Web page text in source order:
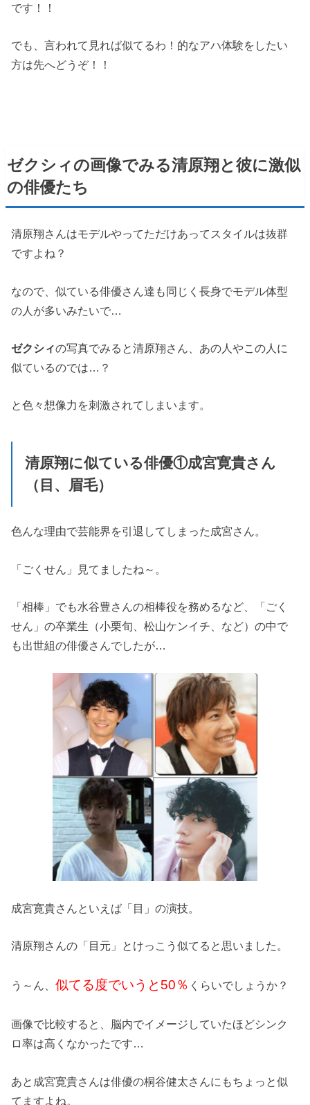
です！！
でも、言われて見れば似てるわ！的なアハ体験をしたい
方は先へどうぞ！！
ゼクシィの画像でみる清原翔と彼に激似
の俳優たち
清原翔さんはモデルやってただけあってスタイルは抜群
ですよね？
なので、似ている俳優さん達も同じく長身でモデル体型
の人が多いみたいで…
ゼクシィの写真でみると清原翔さん、あの人やこの人に
似ているのでは…？
と色々想像力を刺激されてしまいます。
清原翔に似ている俳優①成宮寛貴さん
（目、眉毛）
色んな理由で芸能界を引退してしまった成宮さん。
「ごくせん」見てましたね～。
「相棒」でも水谷豊さんの相棒役を務めるなど、「ごく
せん」の卒業生（小栗旬、松山ケンイチ、など）の中で
も出世組の俳優さんでしたが…
成宮寛貴さんといえば「目」の演技。
清原翔さんの「目元」とけっこう似てると思いました。
う～ん、似てる度でいうと50％ くらいでしょうか？
画像で比較すると、脳内でイメージしていたほどシンク
ロ率は高くなかったです…
あと成宮寛貴さんは俳優の桐谷健太さんにもちょっと似
てますよね。